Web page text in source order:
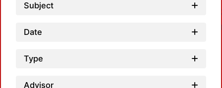
Subject
Date
Type
Advisor